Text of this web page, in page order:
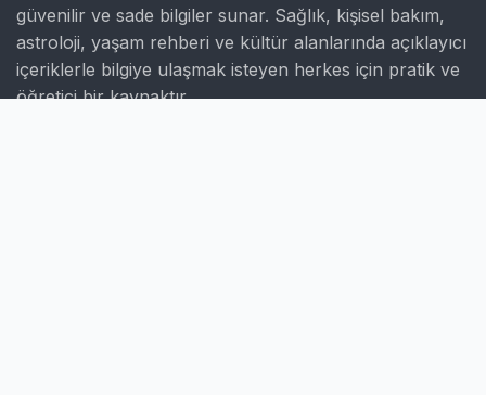
güvenilir ve sade bilgiler sunar. Sağlık, kişisel bakım,
astroloji, yaşam rehberi ve kültür alanlarında açıklayıcı
içeriklerle bilgiye ulaşmak isteyen herkes için pratik ve
öğretici bir kaynaktır.